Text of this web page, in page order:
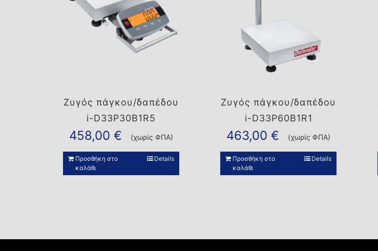
Ζυγός πάγκου/δαπέδου
i-D33P30B1R5
458,00€ (χωρίς ΦΠΑ)
Προσθήκη στο
καλάθι
Details
Ζυγός πάγκου/δαπέδου
i-D33P60B1R1
463,00€ (χωρίς ΦΠΑ)
Προσθήκη στο
καλάθι
Details